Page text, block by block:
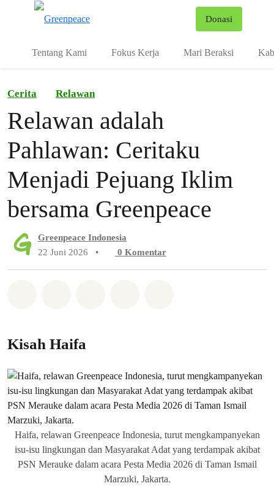
Donasi
Tentang Kami Fokus Kerja Mari Beraksi
Cerita Relawan
Relawan adalah
Pahlawan: Ceritaku
Menjadi Pejuang Iklim
bersama Greenpeace
Greenpeace Indonesia
22 Juni 2026
• 0 Komentar
Kisah Haifa
Haifa, relawan Greenpeace Indonesia, turut mengkampanyekan
isu-isu lingkungan dan Masyarakat Adat yang terdampak akibat
PSN Merauke dalam acara Pesta Media 2026 di Taman Ismail
Marzuki, Jakarta.